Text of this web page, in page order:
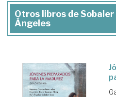
Otros libros de Sobaler
Ángeles